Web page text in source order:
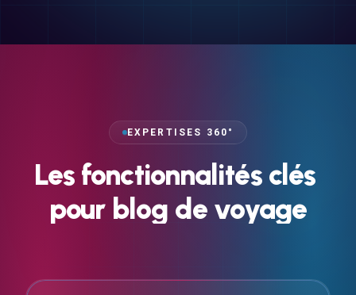
EXPERTISES 360°
Les fonctionnalités clés
pour blog de voyage